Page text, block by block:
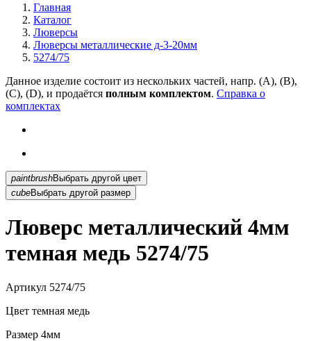
Главная
Каталог
Люверсы
Люверсы металлические д-3-20мм
5274/75
Данное изделие состоит из нескольких частей, напр. (А), (B),
(С), (D), и продаётся полным комплектом. Справка о
комплектах
paintbrush
Выбрать другой цвет
cubeВыбрать другой размер
Люверс металлический 4мм
темная медь 5274/75
Артикул 5274/75
Цвет темная медь
Размер 4мм